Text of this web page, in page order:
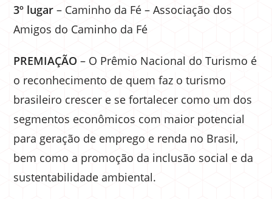
3º lugar – Caminho da Fé – Associação dos
Amigos do Caminho da Fé
PREMIAÇÃO – O Prêmio Nacional do Turismo é
o reconhecimento de quem faz o turismo
brasileiro crescer e se fortalecer como um dos
segmentos econômicos com maior potencial
para geração de emprego e renda no Brasil,
bem como a promoção da inclusão social e da
sustentabilidade ambiental.